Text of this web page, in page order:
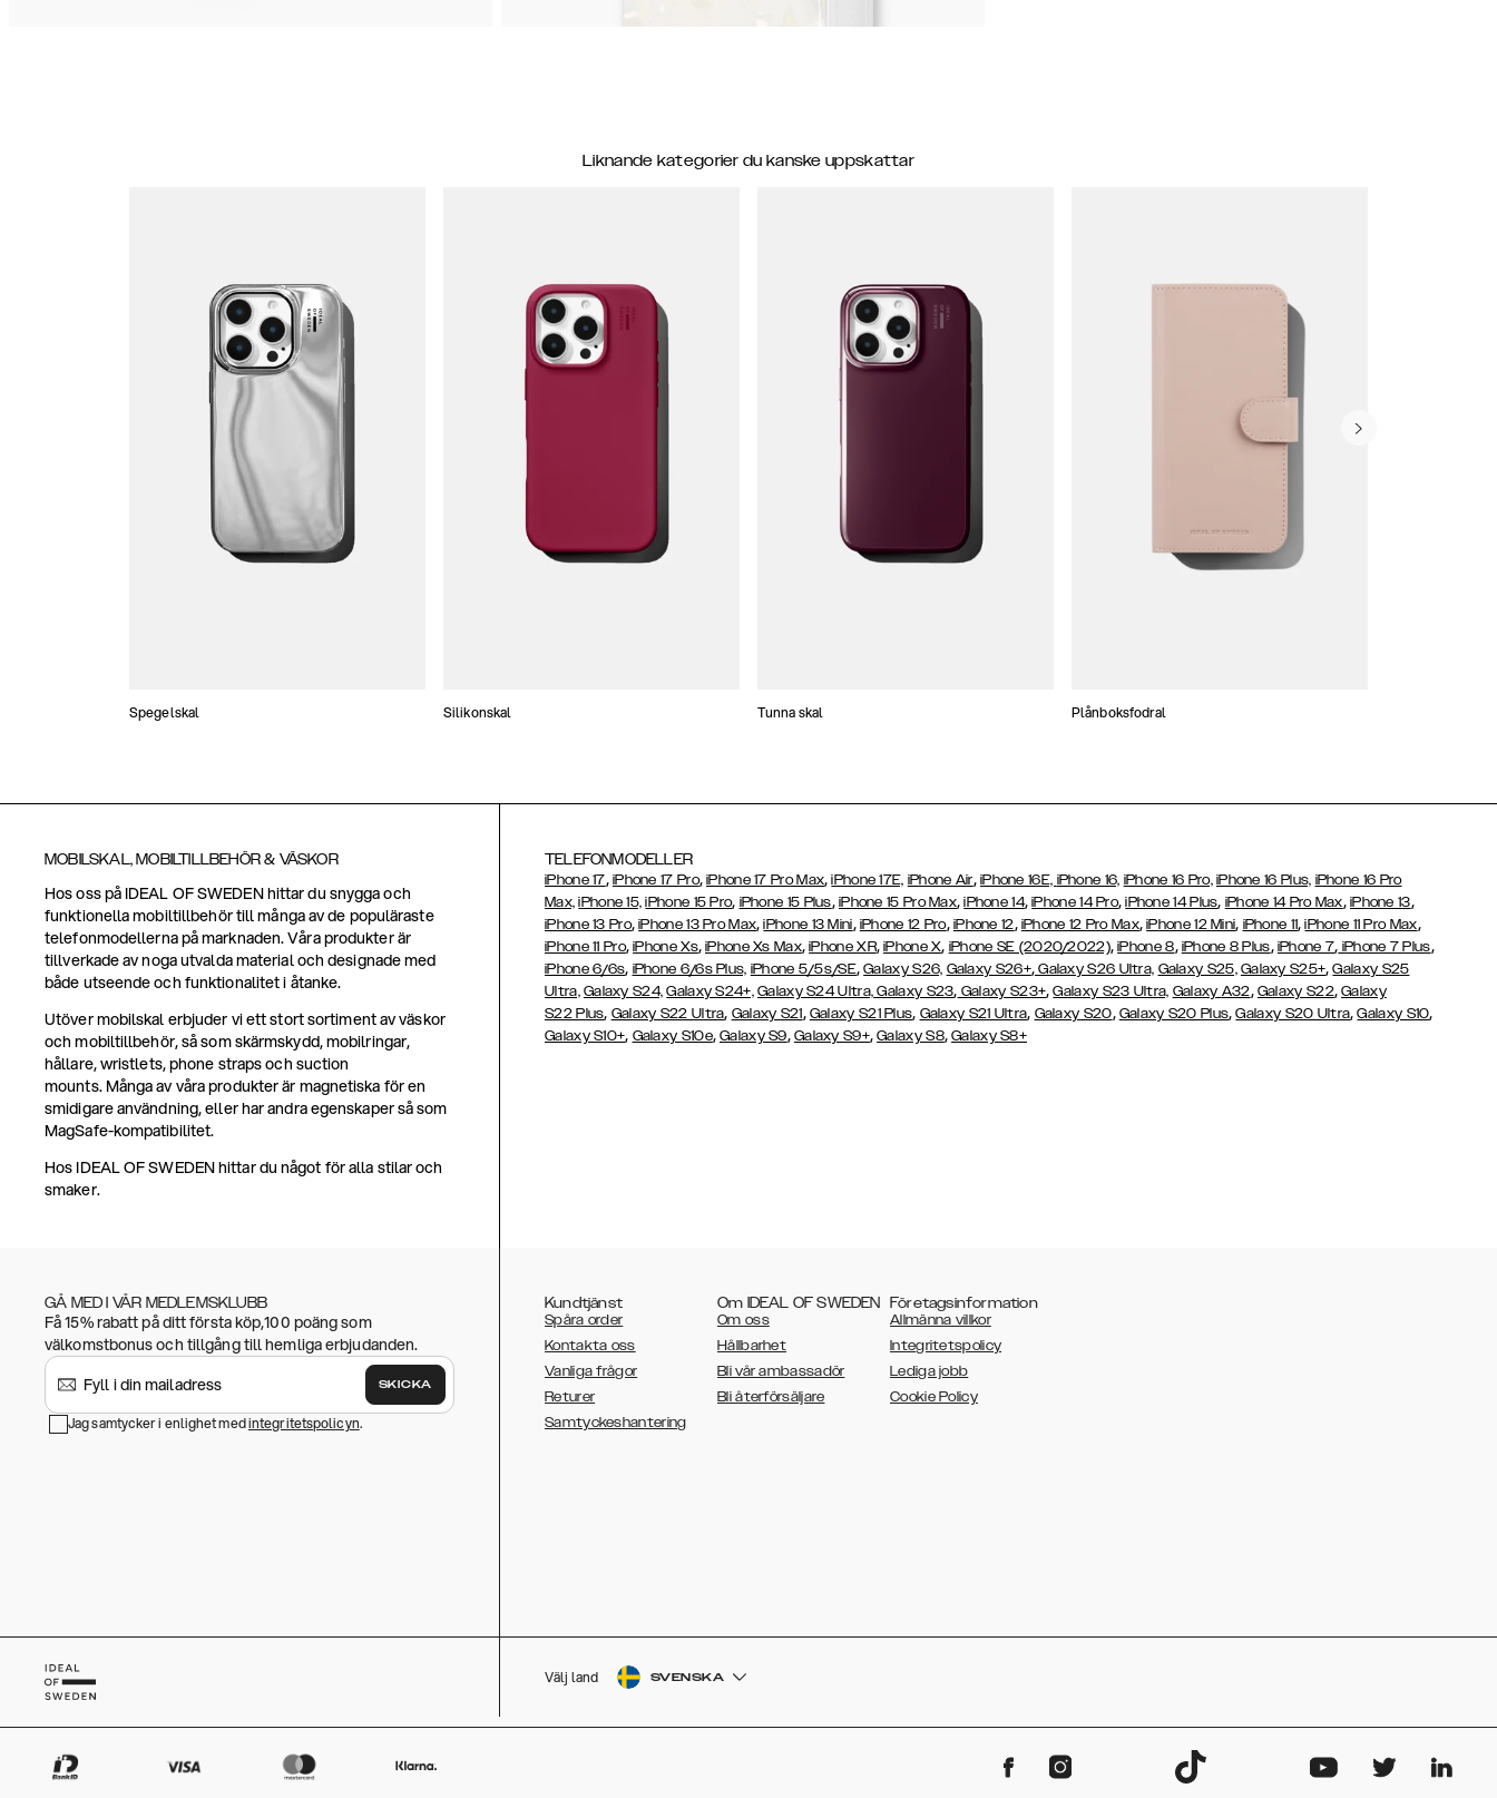
Liknande kategorier du kanske uppskattar
Spegelskal Silikonskal Tunna skal Plånboksfodral
MOBILSKAL, MOBILTILLBEHÖR & VÄSKOR
Hos oss på IDEAL OF SWEDEN hittar du snygga och
funktionella mobiltillbehör till många av de populäraste
telefonmodellerna på marknaden. Våra produkter är
tillverkade av noga utvalda material och designade med
både utseende och funktionalitet i åtanke.
Utöver mobilskal erbjuder vi ett stort sortiment av väskor
och mobiltillbehör, så som skärmskydd, mobilringar,
hållare, wristlets, phone straps och suction
mounts. Många av våra produkter är magnetiska för en
smidigare användning, eller har andra egenskaper så som
MagSafe-kompatibilitet.
Hos IDEAL OF SWEDEN hittar du något för alla stilar och
smaker.
TELEFONMODELLER
iPhone 17, iPhone 17 Pro,iPhone 17 Pro Max,iPhone 17E, iPhone Air, iPhone 16E, iPhone 16, iPhone 16 Pro, iPhone 16 Plus, iPhone 16 Pro
Max, iPhone 15, iPhone 15 Pro, iPhone 15 Plus, iPhone 15 Pro Max,iPhone 14,iPhone 14 Pro,iPhone 14 Plus, iPhone 14 Pro Max, iPhone 13,
iPhone 13 Pro,iPhone 13 Pro Max,iPhone 13 Mini, iPhone 12 Pro, iPhone 12, iPhone 12 Pro Max,iPhone 12 Mini, iPhone 11,iPhone 11 Pro Max,
iPhone 11 Pro,iPhone Xs,iPhone Xs Max,iPhone XR,iPhone X, iPhone SE (2020/2022),iPhone 8, iPhone 8 Plus, iPhone 7, iPhone 7 Plus,
iPhone 6/6s, iPhone 6/6s Plus, iPhone 5/5s/SE,Galaxy S26, Galaxy S26+,Galaxy S26 Ultra, Galaxy S25, Galaxy S25+,Galaxy S25
Ultra, Galaxy S24, Galaxy S24+, Galaxy S24 Ultra, Galaxy S23, Galaxy S23+,Galaxy S23 Ultra, Galaxy A32, Galaxy S22,Galaxy
S22 Plus, Galaxy S22 Ultra, Galaxy S21, Galaxy S21 Plus, Galaxy S21 Ultra, Galaxy S20, Galaxy S20 Plus,Galaxy S20 Ultra,Galaxy S10,
Galaxy S10+, Galaxy S10e,Galaxy S9, Galaxy S9+,Galaxy S8,Galaxy S8+
GÅ MED I VÅR MEDLEMSKLUBB
Få 15% rabatt på ditt första köp,100 poäng som
välkomstbonus och tillgång till hemliga erbjudanden.
SKICKA
Jag samtycker i enlighet medintegritetspolicyn.
Kundtjänst
Spåra order
Kontakta oss
Vanliga frågor
Returer
Samtyckeshantering
Om IDEAL OF SWEDEN
Om oss
Hållbarhet
Bli vår ambassadör
Bli återförsäljare
Företagsinformation
Allmänna villkor
Integritetspolicy
Lediga jobb
Cookie Policy
Välj land SVENSKA
AUSTRALIA
ESPAÑOL